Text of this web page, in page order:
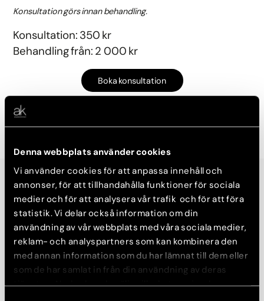
Denna webbplats använder cookies
Vi använder cookies för att anpassa innehåll och
annonser, för att tillhandahålla funktioner för sociala
medier och för att analysera vår trafik och för att föra
statistik. Vi delar också information om din
användning av vår webbplats med våra sociala medier,
reklam- och analyspartners som kan kombinera den
med annan information som du har lämnat till dem eller
som de har samlat in från din användning av deras
tjänster. Nedan kan du välja vilka kategorier du
Konsultation görs innan behandling.
Konsultation: 350 kr
Behandling från: 2 000 kr
Boka konsultation
Kärlborttagning
Ådernät på ben med Yag-laser
Läs mer
Konsultation görs innan behandling.